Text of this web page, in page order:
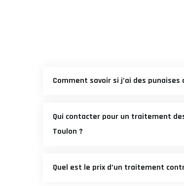
Comment savoir si j’ai des
Qui contacter pour un traitement
Toulon ?
Quel est le prix d’un traitement